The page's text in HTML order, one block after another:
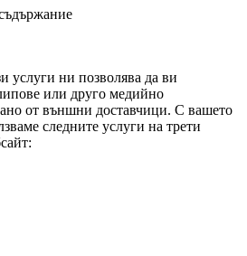
услуги ни позволява да ви
или друго медийно
от външни доставчици. С вашето
следните услуги на трети